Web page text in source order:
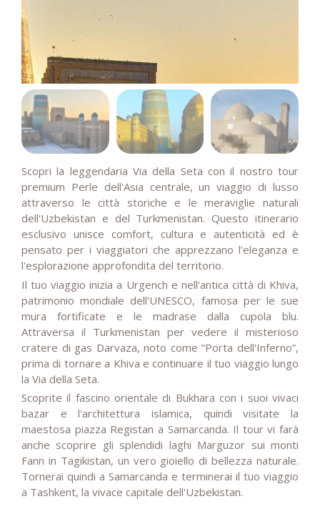
Scopri la leggendaria Via della Seta con il nostro tour
premium Perle dell'Asia centrale, un viaggio di lusso
attraverso le città storiche e le meraviglie naturali
dell'Uzbekistan e del Turkmenistan. Questo itinerario
esclusivo unisce comfort, cultura e autenticità ed è
pensato per i viaggiatori che apprezzano l'eleganza e
l'esplorazione approfondita del territorio.
Il tuo viaggio inizia a Urgench e nell'antica città di Khiva,
patrimonio mondiale dell'UNESCO, famosa per le sue
mura fortificate e le madrase dalla cupola blu.
Attraversa il Turkmenistan per vedere il misterioso
cratere di gas Darvaza, noto come “Porta dell'Inferno”,
prima di tornare a Khiva e continuare il tuo viaggio lungo
la Via della Seta.
Scoprite il fascino orientale di Bukhara con i suoi vivaci
bazar e l'architettura islamica, quindi visitate la
maestosa piazza Registan a Samarcanda. Il tour vi farà
anche scoprire gli splendidi laghi Marguzor sui monti
Fann in Tagikistan, un vero gioiello di bellezza naturale.
Tornerai quindi a Samarcanda e terminerai il tuo viaggio
a Tashkent, la vivace capitale dell'Uzbekistan.